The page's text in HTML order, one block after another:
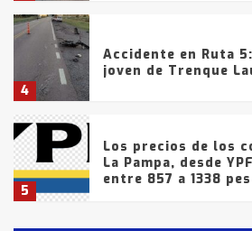
4
Accidente en Ruta
joven de Trenque
5
Los precios de los
La Pampa, desde
entre 857 a 1338